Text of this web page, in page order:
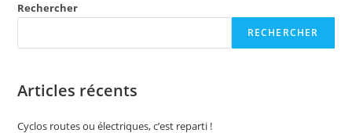
Rechercher
RECHERCHER
Articles récents
Cyclos routes ou électriques, c’est reparti !